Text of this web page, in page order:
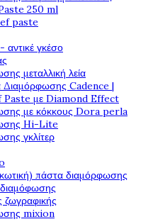
250 ml
paste
γκέσο
μεταλλική λεία
Cadence |
Paste με Diamond Effect
με κόκκους Dora perla
Hi-Lite
γκλίτερ
πάστα διαμόρφωσης
ζωγραφικής
mixion